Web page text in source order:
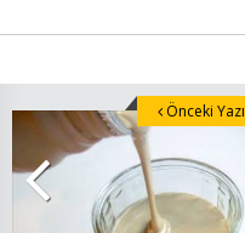
Önceki Yazı